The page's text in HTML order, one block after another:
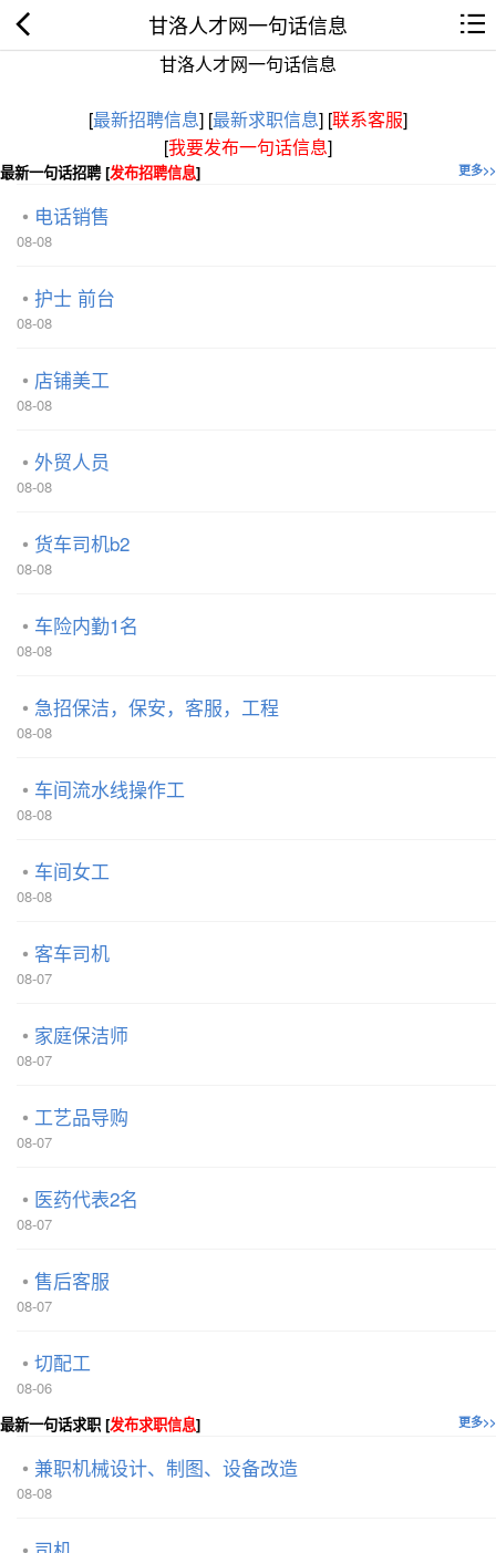
甘洛人才网一句话信息
甘洛人才网一句话信息
[最新招聘信息] [最新求职信息] [联系客服]
[我要发布一句话信息]
更多>>
最新一句话招聘 [发布招聘信息]
电话销售
08-08
护士 前台
08-08
店铺美工
08-08
外贸人员
08-08
货车司机b2
08-08
车险内勤1名
08-08
急招保洁，保安，客服，工程
08-08
车间流水线操作工
08-08
车间女工
08-08
客车司机
08-07
家庭保洁师
08-07
工艺品导购
08-07
医药代表2名
08-07
售后客服
08-07
切配工
08-06
更多>>
最新一句话求职 [发布求职信息]
兼职机械设计、制图、设备改造
08-08